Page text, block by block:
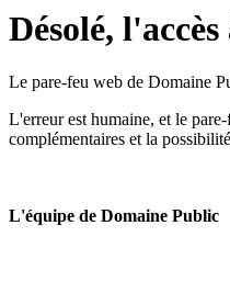
Désolé,
Le pare-feu web de Domaine
L'erreur est humaine, et le
complémentaires et la
L'équipe de Domaine Public